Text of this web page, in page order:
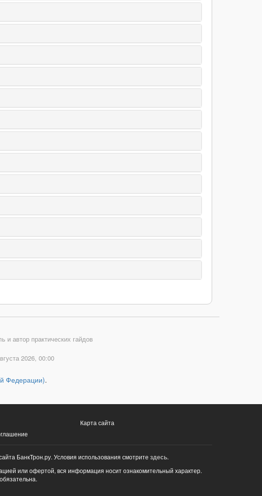
и автор практических гайдов
2026, 00:00
Федерации).
Карта сайта
БанкТрон.ру. Условия использования смотрите здесь.
или офертой, вся информация носит ознакомительный характер.